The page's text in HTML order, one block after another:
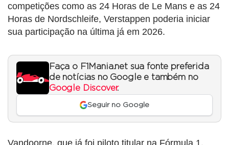
competições como as 24 Horas de Le Mans e as 24
Horas de Nordschleife, Verstappen poderia iniciar
sua participação na última já em 2026.
Faça o F1Mania.net sua fonte preferida
de notícias no Google e também no
Google Discover.
Seguir no Google